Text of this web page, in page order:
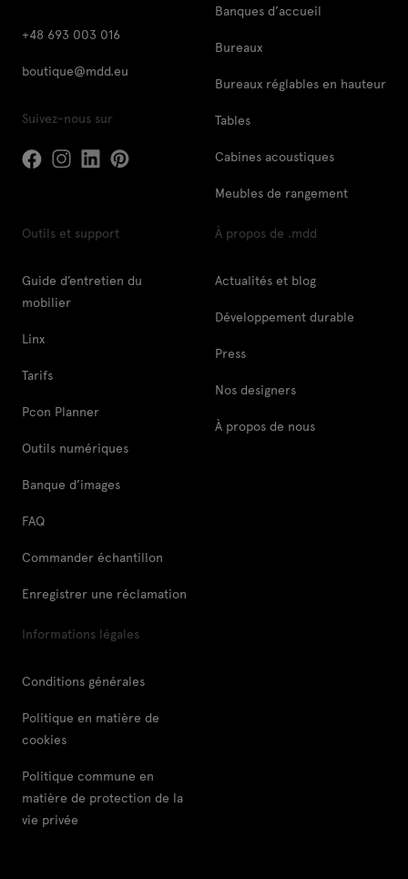
+48 693 003 016
boutique@mdd.eu
Suivez-nous sur
Banques d’accueil
Bureaux
Bureaux réglables en hauteur
Tables
Cabines acoustiques
Meubles de rangement
Outils et support
Guide d’entretien du
mobilier
Linx
Tarifs
Pcon Planner
Outils numériques
Banque d’images
FAQ
Commander échantillon
Enregistrer une réclamation
À propos de .mdd
Actualités et blog
Développement durable
Press
Nos designers
À propos de nous
Informations légales
Conditions générales
Politique en matière de
cookies
Politique commune en
matière de protection de la
vie privée